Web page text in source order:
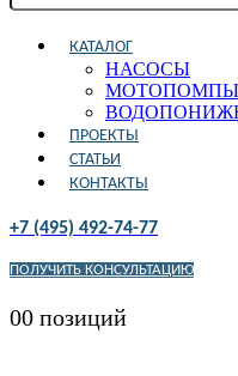
КАТАЛОГ
НАСОСЫ
МОТОПОМПЫ
ПРОЕКТЫ
СТАТЬИ
КОНТАКТЫ
+7 (495) 492-74-77
ПОЛУЧИТЬ КОНСУЛЬТАЦИЮ
00 позиций